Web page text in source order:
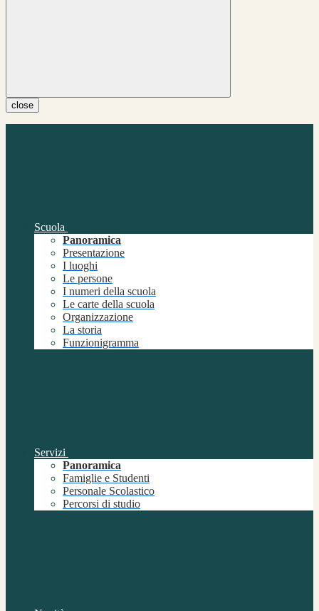
close
Scuola
Panoramica
Presentazione
I luoghi
Le persone
I numeri della scuola
Le carte della scuola
Organizzazione
La storia
Funzionigramma
Servizi
Panoramica
Famiglie e Studenti
Personale Scolastico
Percorsi di studio